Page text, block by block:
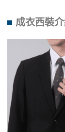
成衣西裝介